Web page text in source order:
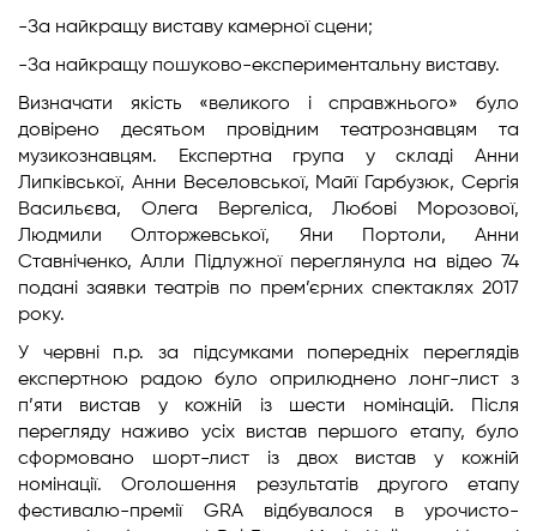
-​За найкращу виставу камерної сцени;
-​За найкращу пошуково-експериментальну виставу.
Визначати якість «великого і справжнього» було
довірено десятьом провідним театрознавцям та
музикознавцям. Експертна група у складі Анни
Липківської, Анни Веселовської, Майї Гарбузюк, Сергія
Васильєва, Олега Вергеліса, Любові Морозової,
Людмили Олторжевської, Яни Портоли, Анни
Ставніченко, Алли Підлужної переглянула на відео 74
подані заявки театрів по прем’єрних спектаклях 2017
року.
У червні п.р. за підсумками попередніх переглядів
експертною радою було оприлюднено лонг-лист з
п’яти вистав у кожній із шести номінацій. Після
перегляду наживо усіх вистав першого етапу, було
сформовано шорт-лист із двох вистав у кожній
номінації. Оголошення результатів другого етапу
фестивалю-премії GRA відбувалося в урочисто-